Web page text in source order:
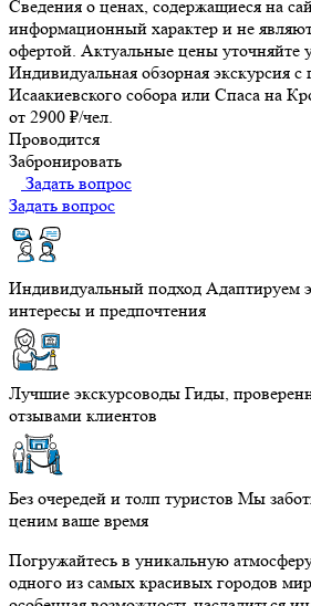
Сведения о ценах, содержащиеся на
информационный характер и не
офертой. Актуальные цены уточняйте
Индивидуальная обзорная экскурсия
Исаакиевского собора или Спаса на
от 2900 ₽/чел.
Проводится
Забронировать
Задать вопрос
Задать вопрос
Индивидуальный подход Адаптируем
интересы и предпочтения
Лучшие экскурсоводы Гиды,
отзывами клиентов
Без очередей и толп туристов Мы
ценим ваше время
Погружайтесь в уникальную
одного из самых красивых городов